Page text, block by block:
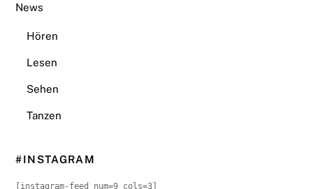
News
Hören
Lesen
Sehen
Tanzen
#INSTAGRAM
[instagram-feed num=9 cols=3]